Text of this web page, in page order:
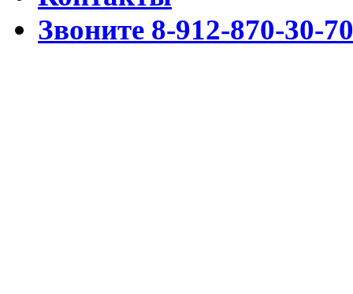
Звоните 8-912-870-30-70